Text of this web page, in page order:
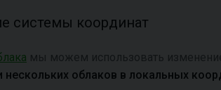
системы координат
мы можем использовать
нескольких облаков в локальных